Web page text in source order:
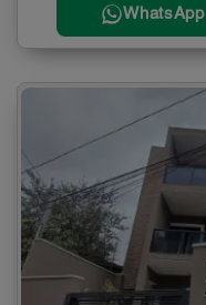
WhatsApp